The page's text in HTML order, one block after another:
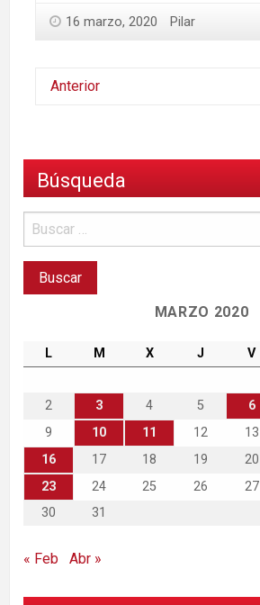
16 marzo, 2020 Pilar
Anterior
Búsqueda
MARZO 2020
L M X J V
2
3 4 5 6
9
10 11 12 13
16
17 18 19 20
23
24 25 26 27
30
31
« Feb Abr »